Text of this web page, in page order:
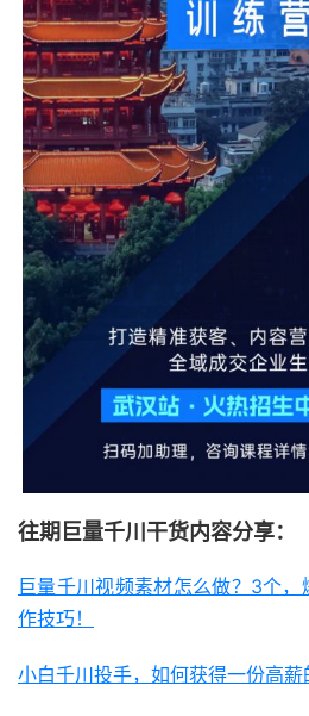
往期巨量千川干货内容分享：
巨量千川视频素材怎么做？3个
作技巧！
小白千川投手，如何获得一份高薪